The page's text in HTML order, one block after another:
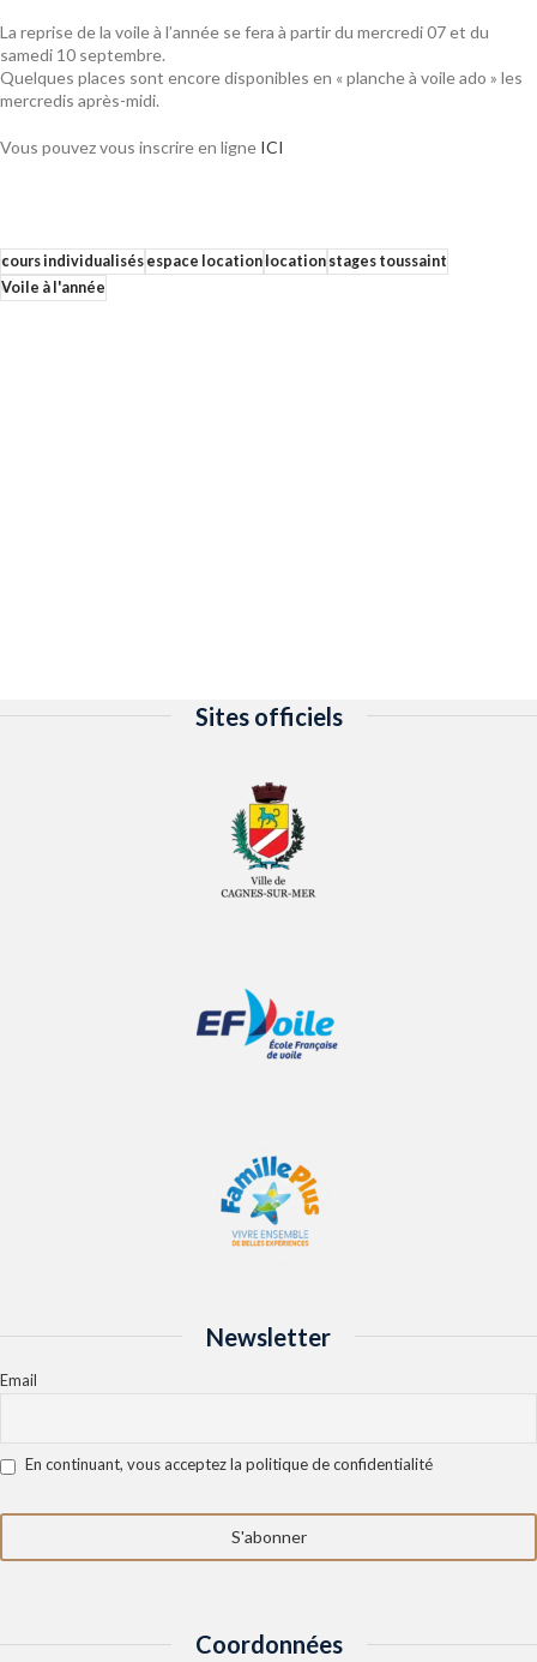
La reprise de la voile à l’année se fera à partir du mercredi 07 et du
samedi 10 septembre.
Quelques places sont encore disponibles en « planche à voile ado » les
mercredis après-midi.
Vous pouvez vous inscrire en ligne ICI
cours individualisésespace locationlocationstages toussaint
Voile à l'année
Sites officiels
Newsletter
Email
En continuant, vous acceptez la politique de confidentialité
Coordonnées